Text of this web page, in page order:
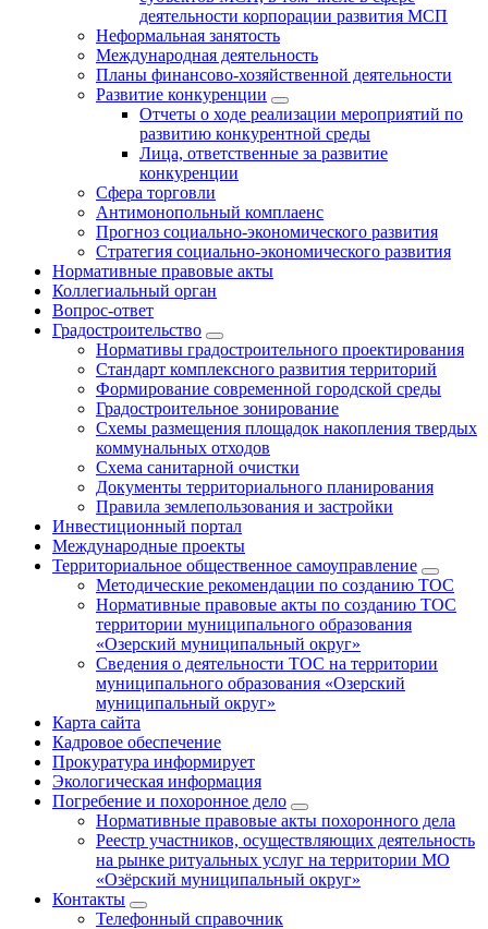
деятельности корпорации развития МСП
Неформальная занятость
Международная деятельность
Планы финансово-хозяйственной деятельности
Развитие конкуренции
Отчеты о ходе реализации мероприятий по
развитию конкурентной среды
Лица, ответственные за развитие
конкуренции
Сфера торговли
Антимонопольный комплаенс
Прогноз социально-экономического развития
Стратегия социально-экономического развития
Нормативные правовые акты
Коллегиальный орган
Вопрос-ответ
Градостроительство
Нормативы градостроительного проектирования
Стандарт комплексного развития территорий
Формирование современной городской среды
Градостроительное зонирование
Схемы размещения площадок накопления твердых
коммунальных отходов
Схема санитарной очистки
Документы территориального планирования
Правила землепользования и застройки
Инвестиционный портал
Международные проекты
Территориальное общественное самоуправление
Методические рекомендации по созданию ТОС
Нормативные правовые акты по созданию ТОС
территории муниципального образования
«Озерский муниципальный округ»
Сведения о деятельности ТОС на территории
муниципального образования «Озерский
муниципальный округ»
Карта сайта
Кадровое обеспечение
Прокуратура информирует
Экологическая информация
Погребение и похоронное дело
Нормативные правовые акты похоронного дела
Реестр участников, осуществляющих деятельность
на рынке ритуальных услуг на территории МО
«Озёрский муниципальный округ»
Контакты
Телефонный справочник